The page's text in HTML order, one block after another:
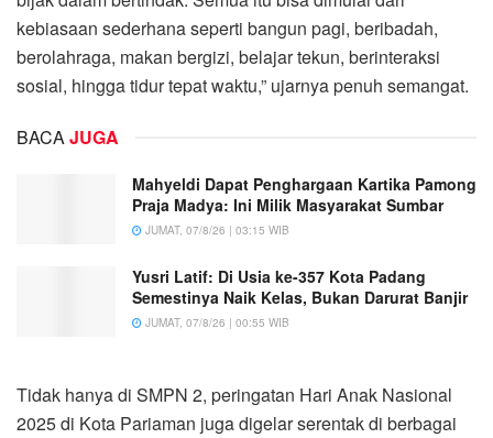
kebiasaan sederhana seperti bangun pagi, beribadah,
berolahraga, makan bergizi, belajar tekun, berinteraksi
sosial, hingga tidur tepat waktu,” ujarnya penuh semangat.
BACA JUGA
Mahyeldi Dapat Penghargaan Kartika Pamong
Praja Madya: Ini Milik Masyarakat Sumbar
JUMAT, 07/8/26 | 03:15 WIB
Yusri Latif: Di Usia ke-357 Kota Padang
Semestinya Naik Kelas, Bukan Darurat Banjir
JUMAT, 07/8/26 | 00:55 WIB
Tidak hanya di SMPN 2, peringatan Hari Anak Nasional
2025 di Kota Pariaman juga digelar serentak di berbagai